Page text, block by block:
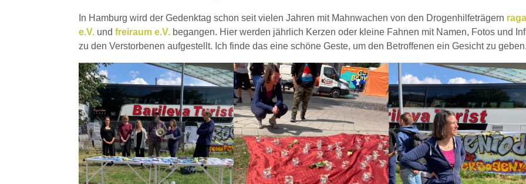
In Hamburg wird der Gedenktag schon seit vielen Jahren mit Mahnwachen von den Drogenhilfeträgern
e.V. undfreiraum e.V. begangen. Hier werden jährlich Kerzen oder kleine Fahnen mit Namen, Fotos und
zu den Verstorbenen aufgestellt. Ich finde das eine schöne Geste, um den Betroffenen ein Gesicht zu